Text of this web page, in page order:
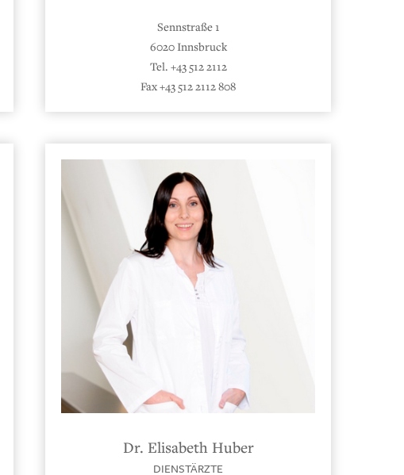
Sennstraße 1
6020 Innsbruck
Tel. +43 512 2112
Fax +43 512 2112 808
Dr. Elisabeth Huber
DIENSTÄRZTE